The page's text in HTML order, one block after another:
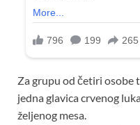
Za grupu od četiri osobe
jedna glavica crvenog
željenog mesa.